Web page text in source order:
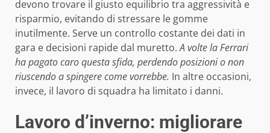
devono trovare il giusto equilibrio tra aggressività e
risparmio, evitando di stressare le gomme
inutilmente. Serve un controllo costante dei dati in
gara e decisioni rapide dal muretto.A volte la Ferrari
ha pagato caro questa sfida, perdendo posizioni o non
riuscendo a spingere come vorrebbe. In altre occasioni,
invece, il lavoro di squadra ha limitato i danni.
Lavoro d’inverno: migliorare